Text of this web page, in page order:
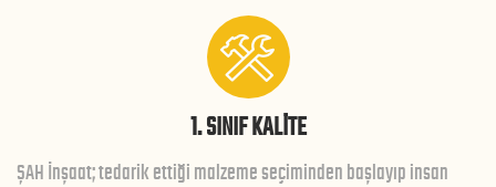
1. SINIF KALİTE
ŞAH İnşaat; tedarik ettiği malzeme seçiminden başlayıp insan